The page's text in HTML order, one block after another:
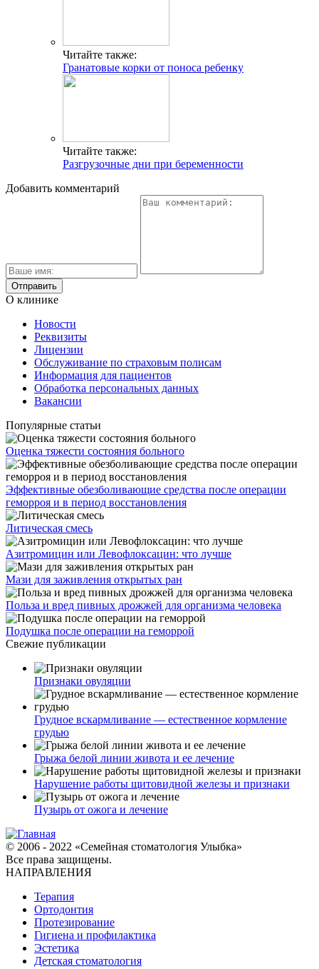
Читайте также:
Гранатовые корки от поноса ребенку
Читайте также:
Разгрузочные дни при беременности
Добавить комментарий
О клинике
Новости
Реквизиты
Лицензии
Обслуживание по страховым полисам
Информация для пациентов
Обработка персональных данных
Вакансии
Популярные статьи
Оценка тяжести состояния больного
Эффективные обезболивающие средства после операции
геморроя и в период восстановления
Литическая смесь
Азитромицин или Левофлоксацин: что лучше
Мази для заживления открытых ран
Польза и вред пивных дрожжей для организма человека
Подушка после операции на геморрой
Свежие публикации
Признаки овуляции
Грудное вскармливание — естественное кормление
грудью
Грыжа белой линии живота и ее лечение
Нарушение работы щитовидной железы и признаки
Пузырь от ожога и лечение
© 2006 - 2022 «Семейная стоматология Улыбка»
Все права защищены.
НАПРАВЛЕНИЯ
Терапия
Ортодонтия
Протезирование
Гигиена и профилактика
Эстетика
Детская стоматология